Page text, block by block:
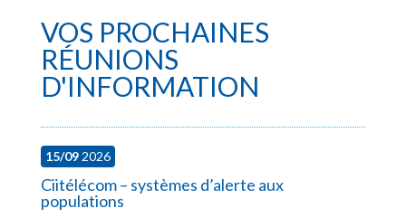
VOS PROCHAINES
RÉUNIONS
D'INFORMATION
15/092026
Ciitélécom – systèmes d’alerte aux
populations